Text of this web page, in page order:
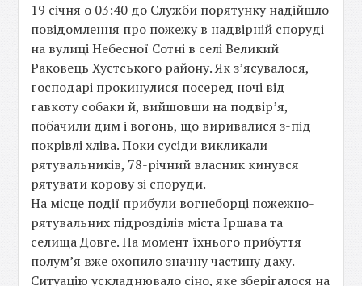
19 січня о 03:40 до Служби порятунку надійшло
повідомлення про пожежу в надвірній споруді
на вулиці Небесної Сотні в селі Великий
Раковець Хустського району. Як з’ясувалося,
господарі прокинулися посеред ночі від
гавкоту собаки й, вийшовши на подвір’я,
побачили дим і вогонь, що виривалися з-під
покрівлі хліва. Поки сусіди викликали
рятувальників, 78-річний власник кинувся
рятувати корову зі споруди.
На місце події прибули вогнеборці пожежно-
рятувальних підрозділів міста Іршава та
селища Довге. На момент їхнього прибуття
полум’я вже охопило значну частину даху.
Ситуацію ускладнювало сіно, яке зберігалося на